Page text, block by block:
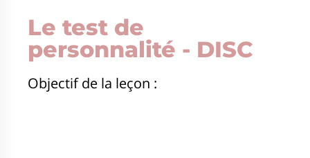
Le test de
personnalité - DISC
Objectif de la leçon :